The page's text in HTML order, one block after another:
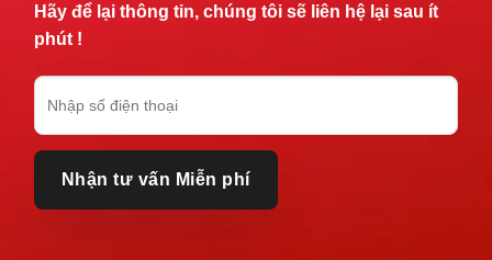
Hãy để lại thông tin, chúng tôi sẽ liên hệ lại sau ít
phút !